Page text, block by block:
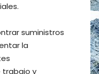
suministros
la
trabajo y